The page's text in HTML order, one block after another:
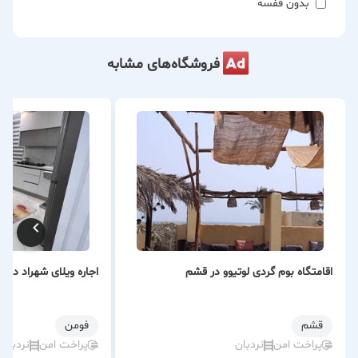
بدون قفسه
فروشگاه‌های مشابه
اقامتگاه بوم گردی لوتیوو در قشم
قشم
پراخت امن
نردبان
اجاره ویلای شهراد در
فومن
پراخت امن
نردبان